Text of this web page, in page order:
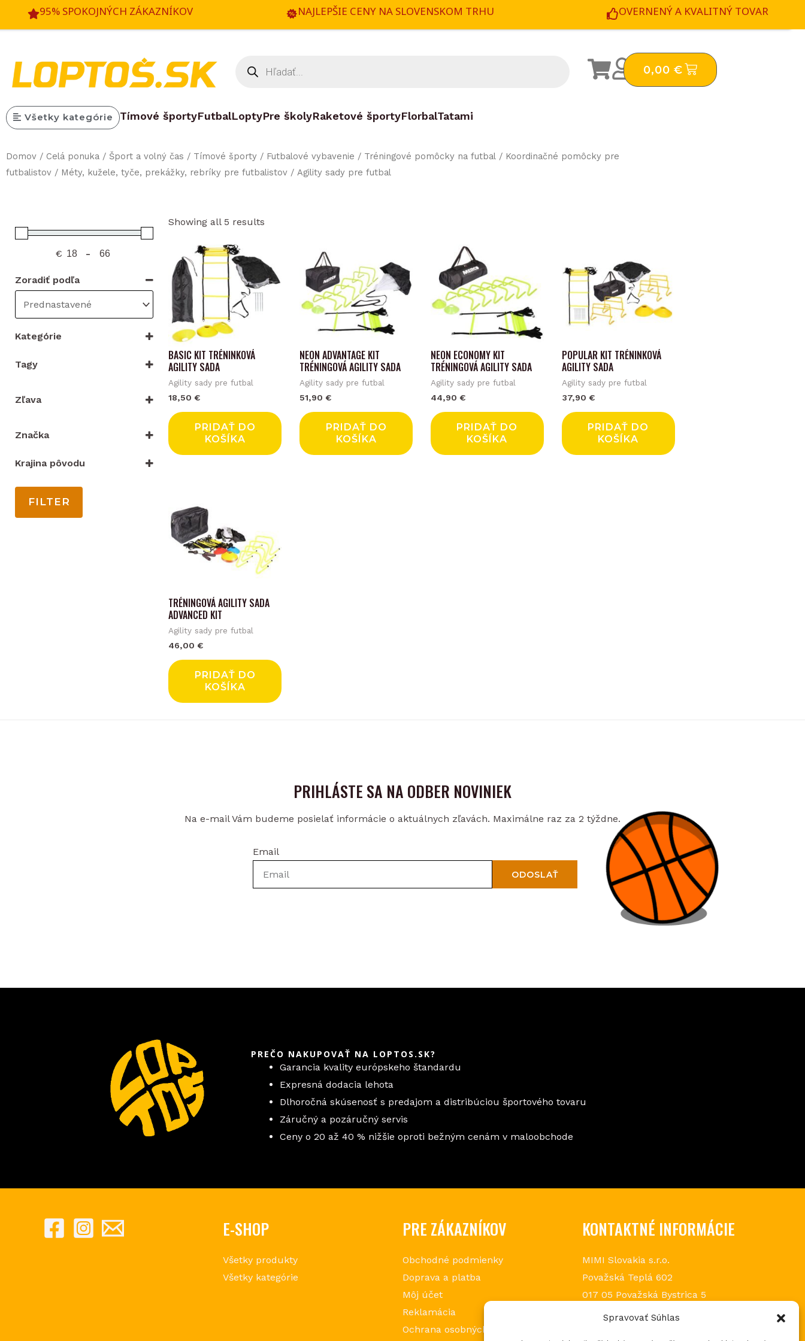
Spravovať Súhlas
Preskočiť95% SPOKOJNÝCH ZÁKAZNÍKOV NAJLEPŠIE CENY NA SLOVENSKOM TRHU OVERNENÝ A KVALITNÝ TOVAR
0,00€ CART
Všetky kategórie Tímové športyFutbalLoptyPre školyRaketové športyFlorbalTatami
Domov / Celá ponuka / Šport a volný čas / Tímové športy / Futbalové vybavenie / Tréningové pomôcky na futbal / Koordinačné pomôcky pre
futbalistov / Méty, kužele, tyče, prekážky, rebríky pre futbalistov / Agility sady pre futbal
€ -
Zoradiť podľa
Kategórie
Tagy
Zľava
Značka
Krajina pôvodu
India
FILTER
Showing all 5 results
BASIC KIT TRÉNINKOVÁ
AGILITY SADA
Agility sady pre futbal
18,50 €
PRIDAŤ DO
KOŠÍKA
NEON ADVANTAGE KIT
TRÉNINGOVÁ AGILITY SADA
Agility sady pre futbal
51,90 €
PRIDAŤ DO
KOŠÍKA
NEON ECONOMY KIT
TRÉNINGOVÁ AGILITY SADA
Agility sady pre futbal
44,90 €
PRIDAŤ DO
KOŠÍKA
POPULAR KIT TRÉNINKOVÁ
AGILITY SADA
Agility sady pre futbal
37,90 €
PRIDAŤ DO
KOŠÍKA
TRÉNINGOVÁ AGILITY SADA
ADVANCED KIT
Agility sady pre futbal
46,00 €
PRIDAŤ DO
KOŠÍKA
PRIHLÁSTE SA NA ODBER NOVINIEK
Na e-mail Vám budeme posielať informácie o aktuálnych zľavách. Maximálne raz za 2 týždne.
Email
ODOSLAŤ
PREČO NAKUPOVAŤ NA LOPTOS.SK?
Garancia kvality európskeho štandardu
Expresná dodacia lehota
Dlhoročná skúsenosť s predajom a distribúciou športového tovaru
Záručný a pozáručný servis
Ceny o 20 až 40 % nižšie oproti bežným cenám v maloobchode
E-SHOP
Všetky produkty
Všetky kategórie
PRE ZÁKAZNÍKOV
Obchodné podmienky
Doprava a platba
Môj účet
Reklamácia
Ochrana osobných údajov
KONTAKTNÉ INFORMÁCIE
MIMI Slovakia s.r.o.
Považská Teplá 602
017 05 Považská Bystrica 5
tel.: +421 903 232 273